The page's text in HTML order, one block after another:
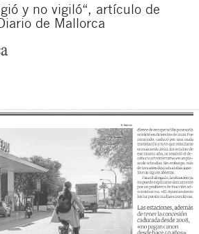
y no vigiló“, artículo de
de Mallorca